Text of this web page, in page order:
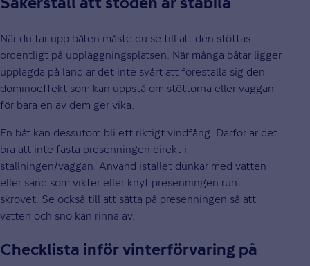
Säkerställ att stöden är stabila
När du tar upp båten måste du se till att den stöttas
ordentligt på uppläggningsplatsen. När många båtar ligger
upplagda på land är det inte svårt att föreställa sig den
dominoeffekt som kan uppstå om stöttorna eller vaggan
för bara en av dem ger vika.
En båt kan dessutom bli ett riktigt vindfång. Därför är det
bra att inte fästa presenningen direkt i
ställningen/vaggan. Använd istället dunkar med vatten
eller sand som vikter eller knyt presenningen runt
skrovet. Se också till att sätta på presenningen så att
vatten och snö kan rinna av.
Checklista inför vinterförvaring på